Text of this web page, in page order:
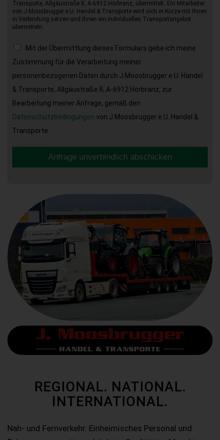
Transporte, Allgäustraße 8, A-6912 Hörbranz, übermittelt. Ein Mitarbeiter
von J.Moosbrugger e.U. Handel & Transporte wird sich in Kürze mit Ihnen
in Verbindung setzen und Ihnen ein individuelles Transportangebot
übermitteln.
Mit der Übermittlung dieses Formulars gebe ich meine
Zustimmung für die Verarbeitung meiner
personenbezogenen Daten durch J.Moosbrugger e.U. Handel
& Transporte, Allgäustraße 8, A-6912 Hörbranz, zur
Bearbeitung meiner Anfrage, gemäß den
Datenschutzbedingungen von J.Moosbrugger e.U. Handel &
Transporte.
Anfrage unverbindlich abschicken
REGIONAL. NATIONAL.
INTERNATIONAL.
Nah- und Fernverkehr. Einheimisches Personal und